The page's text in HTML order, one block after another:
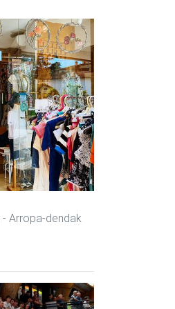
- Arropa-dendak